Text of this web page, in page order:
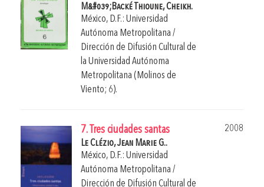
M&#039;Backé Thioune, Cheikh.
México, D.F.: Universidad
Autónoma Metropolitana /
Dirección de Difusión Cultural de
la Universidad Autónoma
Metropolitana (Molinos de
Viento; 6).
7. Tres ciudades santas
2008
Le Clézio, Jean Marie G..
México, D.F.: Universidad
Autónoma Metropolitana /
Dirección de Difusión Cultural de